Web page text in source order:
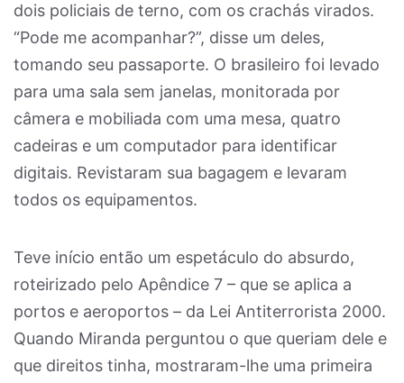
dois policiais de terno, com os crachás virados.
“Pode me acompanhar?”, disse um deles,
tomando seu passaporte. O brasileiro foi levado
para uma sala sem janelas, monitorada por
câmera e mobiliada com uma mesa, quatro
cadeiras e um computador para identificar
digitais. Revistaram sua bagagem e levaram
todos os equipamentos.
Teve início então um espetáculo do absurdo,
roteirizado pelo Apêndice 7 – que se aplica a
portos e aeroportos – da Lei Antiterrorista 2000.
Quando Miranda perguntou o que queriam dele e
que direitos tinha, mostraram-lhe uma primeira